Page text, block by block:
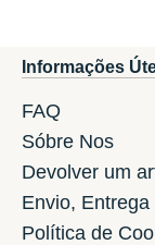
Informações
FAQ
Sóbre Nos
Devolver um
Envio,
Política de